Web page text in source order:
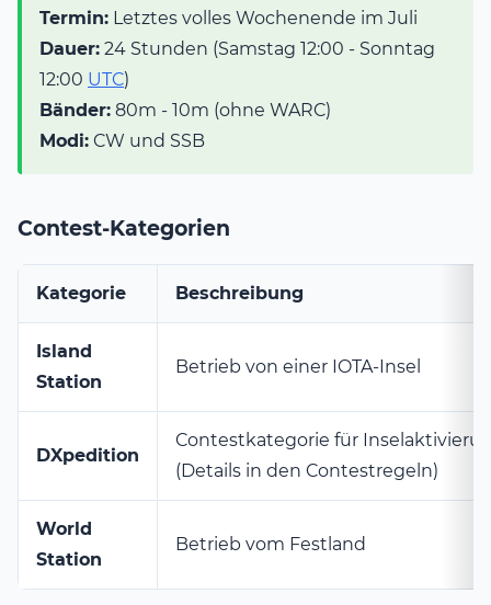
Termin: Letztes volles Wochenende im Juli
Dauer: 24 Stunden (Samstag 12:00 - Sonntag
12:00 UTC)
Bänder: 80m - 10m (ohne WARC)
Modi: CW und SSB
Contest-Kategorien
Kategorie Beschreibung
Island
Station
Betrieb von einer IOTA-Insel
DXpedition
Contestkategorie für
(Details in den Contestregeln)
World
Station
Betrieb vom Festland